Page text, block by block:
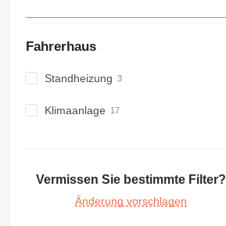
Fahrerhaus
Standheizung
Klimaanlage
Vermissen Sie bestimmte Filter?
Änderung vorschlagen